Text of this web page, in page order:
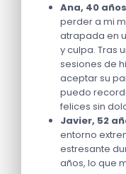
Ana, 40 años
perder a mi
atrapada en
y culpa. Tras
sesiones de
aceptar su
puedo
felices sin
Javier, 52
entorno
estresante
años, lo que